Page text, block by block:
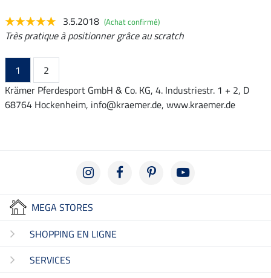
3.5.2018 (Achat confirmé)
Très pratique à positionner grâce au scratch
1
2
Krämer Pferdesport GmbH & Co. KG, 4. Industriestr. 1 + 2, D
68764 Hockenheim, info@kraemer.de, www.kraemer.de
MEGA STORES
SHOPPING EN LIGNE
SERVICES